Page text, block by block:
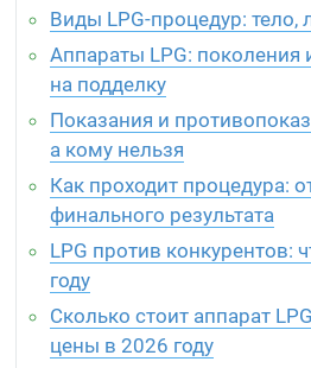
Виды LPG-процедур: тело,
Аппараты LPG: поколения
на подделку
Показания и
а кому нельзя
Как проходит процедура:
финального результата
LPG против конкурентов:
году
Сколько стоит аппарат
цены в 2026 году